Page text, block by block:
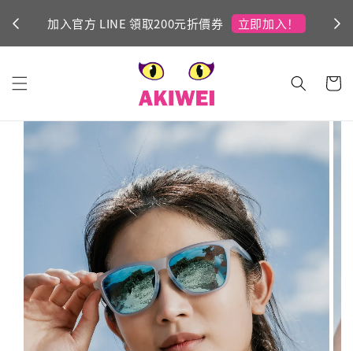
加入官方 LINE 領取200元折價券 立即加入！